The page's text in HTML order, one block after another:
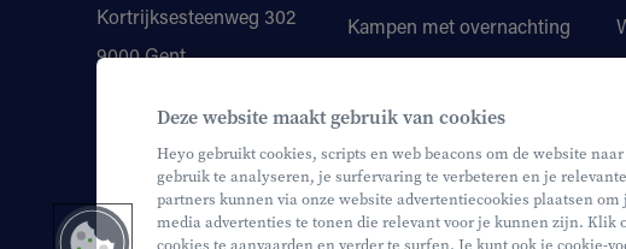
Kortrijksesteenweg 302
9000 Gent
+32 9 210 80 00
info@heyo.be
Kampen met overnachting
Vragen
Kortingen
Onze monitoren
Deze website maakt gebruik van cookies
Heyo gebruikt cookies, scripts en web beacons om de website
gebruik te analyseren, je surfervaring te verbeteren en je
partners kunnen via onze website advertentiecookies plaatsen om
media advertenties te tonen die relevant voor je kunnen zijn. Klik
cookies te aanvaarden en verder te surfen. Je kunt ook je cookie-